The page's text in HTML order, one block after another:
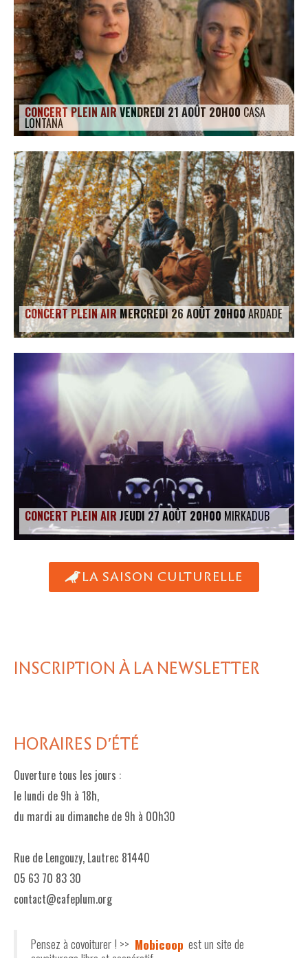
CONCERT PLEIN AIRVENDREDI 21 AOÛT 20H00 CASA
LONTANA
CONCERT PLEIN AIR MERCREDI 26 AOÛT 20H00ARDADE
CONCERT PLEIN AIRJEUDI 27 AOÛT 20H00 MIRKADUB
LA SAISON CULTURELLE
INSCRIPTION À LA NEWSLETTER
HORAIRES D'ÉTÉ
Ouverture tous les jours :
le lundi de 9h à 18h,
du mardi au dimanche de 9h à 00h30
Rue de Lengouzy, Lautrec 81440
05 63 70 83 30
contact@cafeplum.org
Pensez à covoiturer ! >> Mobicoop est un site de